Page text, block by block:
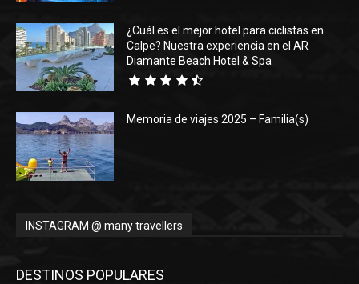
¿Cuál es el mejor hotel para ciclistas en
Calpe? Nuestra experiencia en el AR
Diamante Beach Hotel & Spa
Memoria de viajes 2025 – Familia(s)
INSTAGRAM @ many travellers
DESTINOS POPULARES